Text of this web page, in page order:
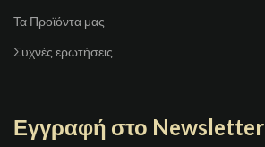
Τα Προϊόντα μας
Συχνές ερωτήσεις
Εγγραφή στο Newsletter